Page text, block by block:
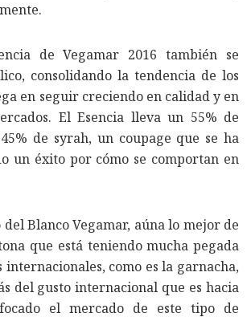
de Vegamar 2016 también se
consolidando la tendencia de los
en seguir creciendo en calidad y en
El Esencia lleva un 55% de
de syrah, un coupage que se ha
un éxito por cómo se comportan en
del Blanco Vegamar, aúna lo mejor de
que está teniendo mucha pegada
internacionales, como es la garnacha,
del gusto internacional que es hacia
el mercado de este tipo de